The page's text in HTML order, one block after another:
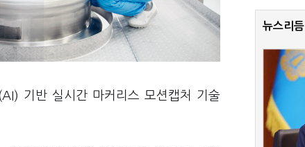
기반 실시간 마커리스 모션캡처 기술
뉴스리듬